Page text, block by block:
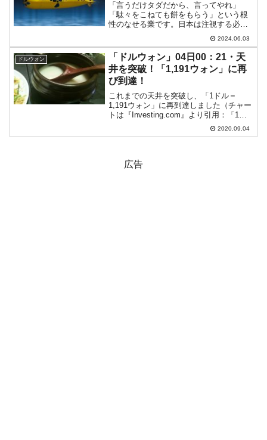
「言うだけタダだから、言ってやれ」
「駄々をこねても餅をもらう」という根
性のなせる業です。日本は注視する必要
があります。2024年05月31日～06月2
日、シンガポールで「アジア安全保障会
議」（シャングリラ会合）が開催されま
した。日本の木原稔...
2024.06.03
ドルウォン
「ドルウォン」04日00：21・天
井を突破！「1,191ウォン」に再
び到達！
これまでの天井を突破し、「1ドル＝
1,191ウォン」に再到達しました（チャー
トは『Investing.com』より引用：「1分
足」です）。ただここまで急上昇すると
もろいものですが……。また随時記事を
2020.09.04
広告